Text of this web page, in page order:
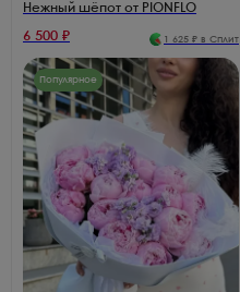
Нежный шёпот от PIONFLO
6 500 ₽ 1 625 ₽ в Сплит
Популярное